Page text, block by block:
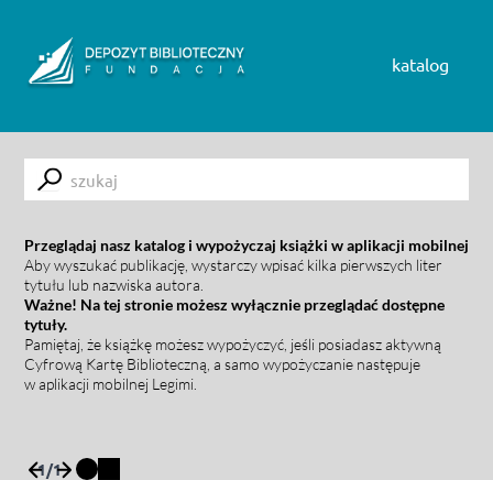
katalog
Submit
Przeglądaj nasz katalog i wypożyczaj książki w aplikacji mobilnej
Aby wyszukać publikację, wystarczy wpisać kilka pierwszych liter
tytułu lub nazwiska autora.
Ważne! Na tej stronie możesz wyłącznie przeglądać dostępne
tytuły.
Pamiętaj, że książkę możesz wypożyczyć, jeśli posiadasz aktywną
Cyfrową Kartę Biblioteczną, a samo wypożyczanie następuje
w aplikacji mobilnej Legimi.
1/1